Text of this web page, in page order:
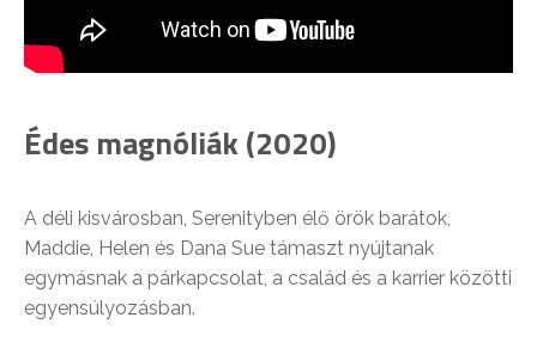
Édes magnóliák (2020)
A déli kisvárosban, Serenityben élő örök barátok,
Maddie, Helen és Dana Sue támaszt nyújtanak
egymásnak a párkapcsolat, a család és a karrier közötti
egyensúlyozásban.